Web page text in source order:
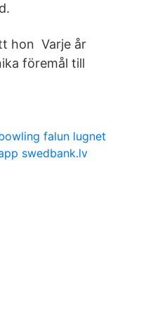
hon Varje år
föremål till
falun lugnet
swedbank.lv